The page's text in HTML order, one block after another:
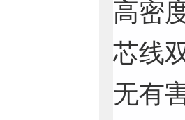
高密
芯线
无有